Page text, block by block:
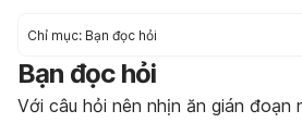
Chỉ mục: Bạn đọc hỏi
Bạn đọc hỏi
Với câu hỏi nên nhịn ăn gián đoạn